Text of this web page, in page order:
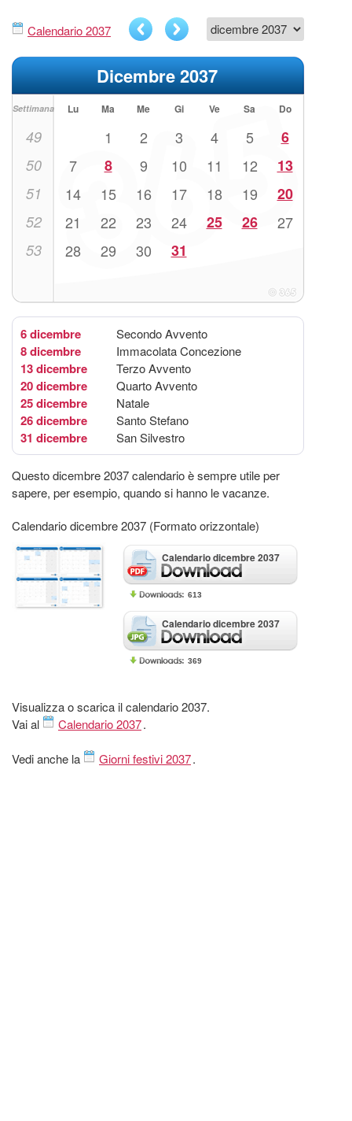
Calendario 2037
Dicembre 2037
Settimana Lu Ma Me Gi Ve Sa Do
49 1 2 3 4 5 6
50 7 8 9 10 11 12 13
51 14 15 16 17 18 19 20
52 21 22 23 24 25 26 27
53 28 29 30 31
6 dicembre Secondo Avvento
8 dicembre Immacolata Concezione
13 dicembre Terzo Avvento
20 dicembre Quarto Avvento
25 dicembre Natale
26 dicembre Santo Stefano
31 dicembre San Silvestro
Questo dicembre 2037 calendario è sempre utile per
sapere, per esempio, quando si hanno le vacanze.
Calendario dicembre 2037 (Formato orizzontale)
Calendario dicembre 2037
613
Calendario dicembre 2037
369
Visualizza o scarica il calendario 2037.
Vai al
Calendario 2037.
Vedi anche la Giorni festivi 2037.